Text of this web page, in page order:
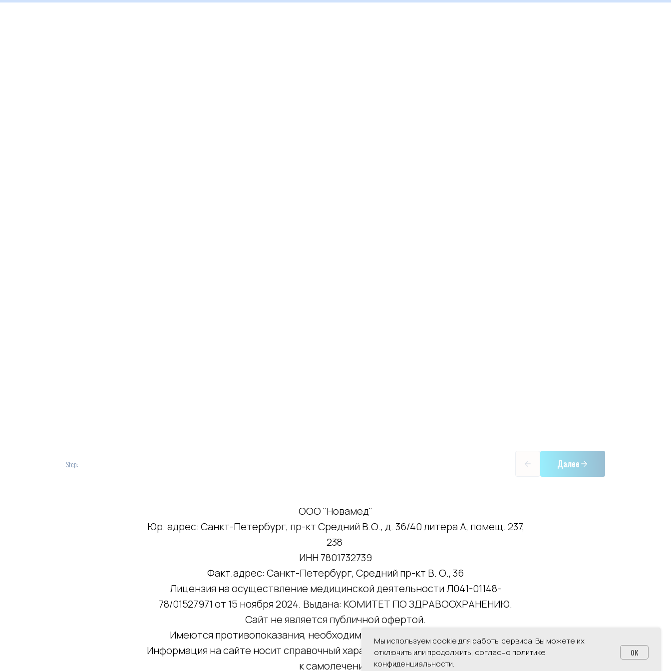
Step: Далее
Мы используем cookie для работы сервиса. Вы можете их
отключить или продолжить, согласно политике
конфиденциальности.
OK
ООО "Новамед"
Юр. адрес: Санкт-Петербург, пр-кт Средний В.О., д. 36/40 литера А, помещ. 237,
238
ИНН 7801732739
Факт.адрес: Санкт-Петербург, Средний пр-кт В. О., 36
Лицензия на осуществление медицинской деятельности Л041-01148-
78/01527971 от 15 ноября 2024. Выдана: КОМИТЕТ ПО ЗДРАВООХРАНЕНИЮ.
Сайт не является публичной офертой.
Имеются противопоказания, необходима консультация специалиста.
Информация на сайте носит справочный характер и не является руководством
к самолечению